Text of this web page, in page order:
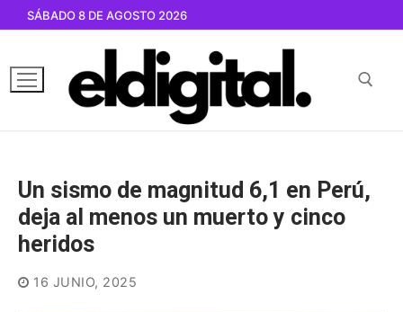
contenido
SÁBADO 8 DE AGOSTO 2026
Un sismo de magnitud 6,1 en Perú,
deja al menos un muerto y cinco
heridos
16 JUNIO, 2025